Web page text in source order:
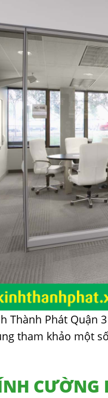
Thành Phát Quận 3
tham khảo một
CƯỜNG